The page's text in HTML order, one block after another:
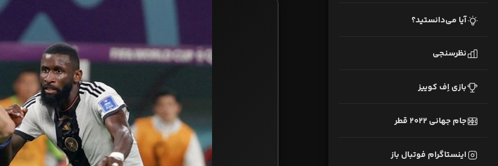
آیا می‌دانستید؟
نظرسنجی
بازی اِف کوییز
جام جهانی 2022 قطر
اینستاگرام فوتبال باز